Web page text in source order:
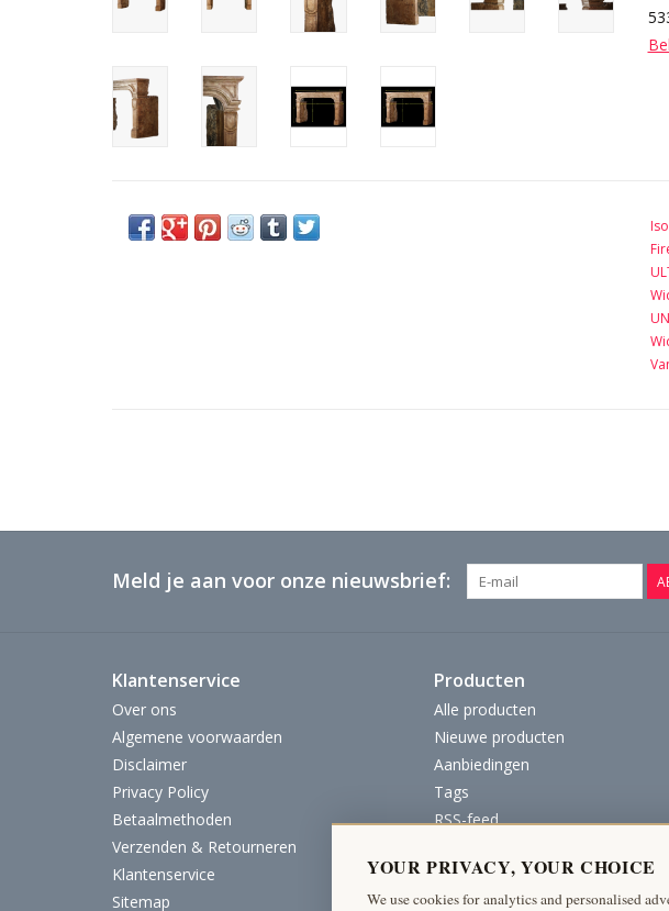
Meld je aan voor onze nieuwsbrief:
Klantenservice
Over ons
Algemene voorwaarden
Disclaimer
Privacy Policy
Betaalmethoden
Verzenden & Retourneren
Klantenservice
Sitemap
Producten
Alle producten
Nieuwe producten
Aanbiedingen
Tags
RSS-feed
YOUR PRIVACY, YOUR CHOICE
We use cookies for analytics and personalised